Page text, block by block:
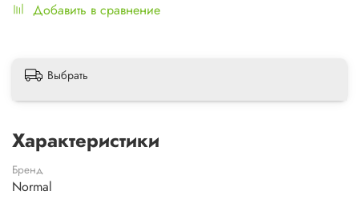
Добавить в сравнение
Выбрать
Характеристики
Бренд
Normal